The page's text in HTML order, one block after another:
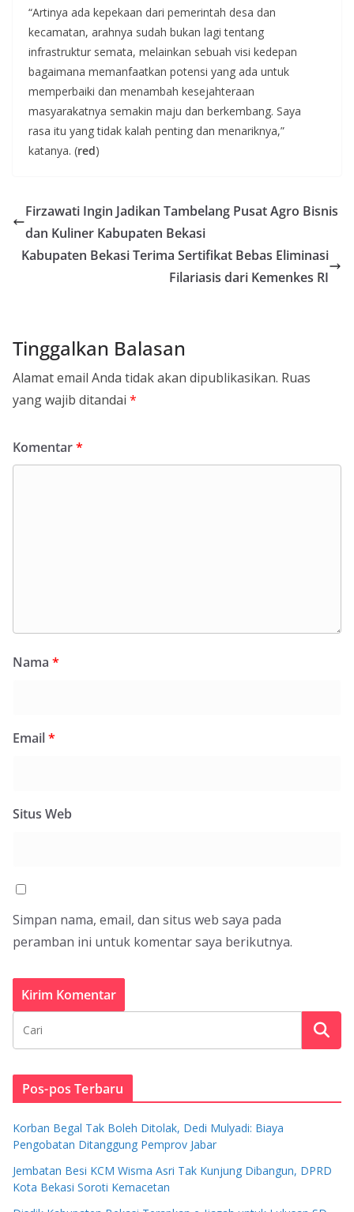
“Artinya ada kepekaan dari pemerintah desa dan
kecamatan, arahnya sudah bukan lagi tentang
infrastruktur semata, melainkan sebuah visi kedepan
bagaimana memanfaatkan potensi yang ada untuk
memperbaiki dan menambah kesejahteraan
masyarakatnya semakin maju dan berkembang. Saya
rasa itu yang tidak kalah penting dan menariknya,”
katanya. (red)
Firzawati Ingin Jadikan Tambelang Pusat Agro Bisnis
dan Kuliner Kabupaten Bekasi
Kabupaten Bekasi Terima Sertifikat Bebas Eliminasi
Filariasis dari Kemenkes RI
Tinggalkan Balasan
Alamat email Anda tidak akan dipublikasikan. Ruas
yang wajib ditandai *
Komentar*
Nama *
Email*
Situs Web
Simpan nama, email, dan situs web saya pada
peramban ini untuk komentar saya berikutnya.
Pos-pos Terbaru
Korban Begal Tak Boleh Ditolak, Dedi Mulyadi: Biaya
Pengobatan Ditanggung Pemprov Jabar
Jembatan Besi KCM Wisma Asri Tak Kunjung Dibangun, DPRD
Kota Bekasi Soroti Kemacetan